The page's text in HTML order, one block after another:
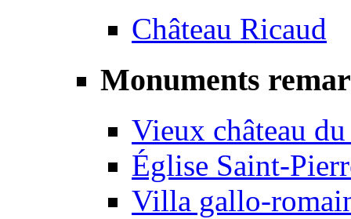
Château Ricaud
Monuments
Vieux château
Église Saint-
Villa gallo-